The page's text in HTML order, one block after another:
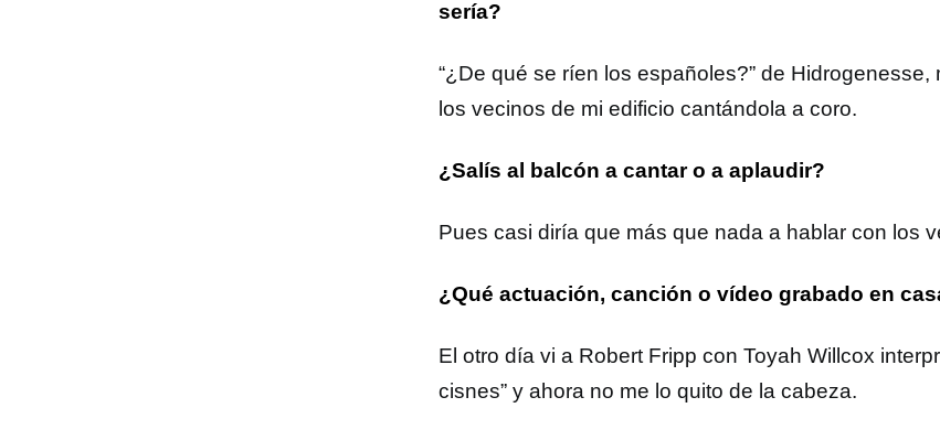
sería?
“¿De qué se ríen los españoles?” de
los vecinos de mi edificio cantándola a coro.
¿Salís al balcón a cantar o a aplaudir?
Pues casi diría que más que nada a hablar con los
¿Qué actuación, canción o vídeo grabado en
El otro día vi a Robert Fripp con Toyah Willcox
cisnes” y ahora no me lo quito de la cabeza.